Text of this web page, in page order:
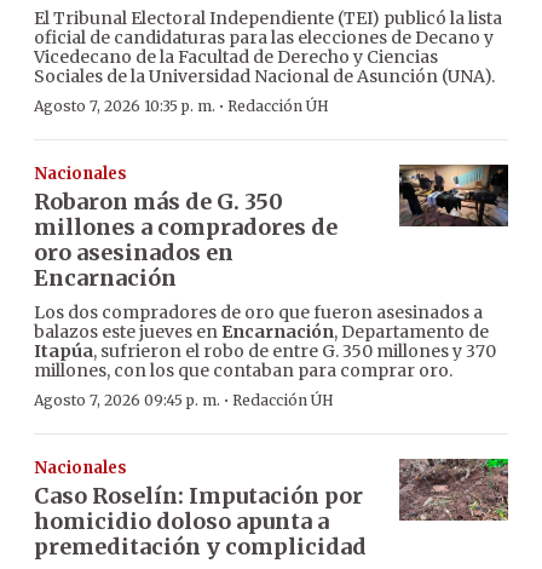
El Tribunal Electoral Independiente (TEI) publicó la lista
oficial de candidaturas para las elecciones de Decano y
Vicedecano de la Facultad de Derecho y Ciencias
Sociales de la Universidad Nacional de Asunción (UNA).
Agosto 7, 2026 10:35 p. m. · Redacción ÚH
Nacionales
Robaron más de G. 350
millones a compradores de
oro asesinados en
Encarnación
Los dos compradores de oro que fueron asesinados a
balazos este jueves en Encarnación, Departamento de
Itapúa, sufrieron el robo de entre G. 350 millones y 370
millones, con los que contaban para comprar oro.
Agosto 7, 2026 09:45 p. m. · Redacción ÚH
Nacionales
Caso Roselín: Imputación por
homicidio doloso apunta a
premeditación y complicidad